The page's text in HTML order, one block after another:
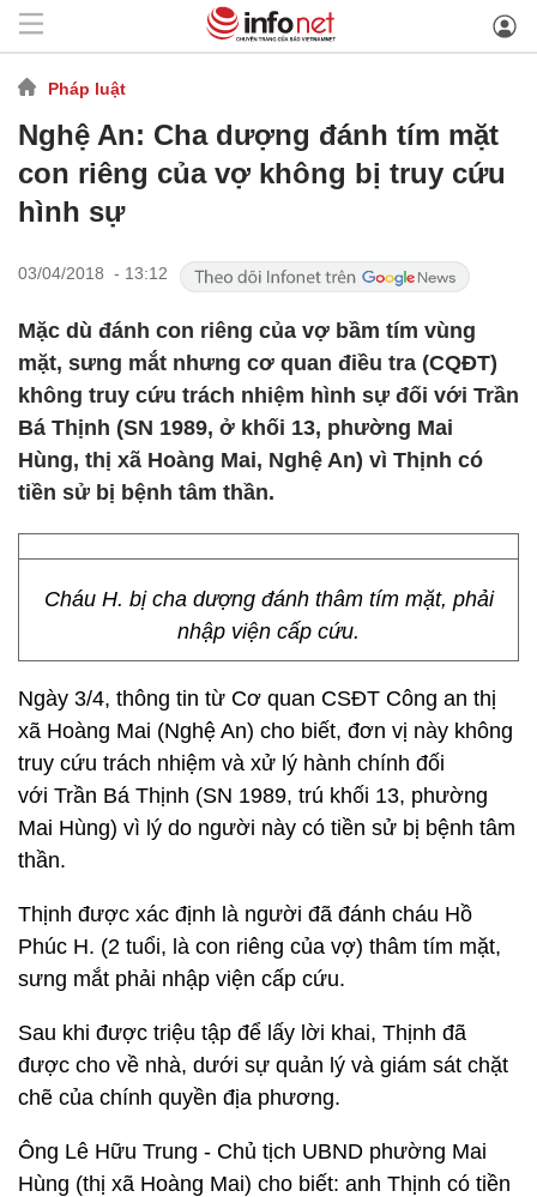
Pháp luật
Nghệ An: Cha dượng đánh tím mặt
con riêng của vợ không bị truy cứu
hình sự
03/04/2018 - 13:12
Mặc dù đánh con riêng của vợ bầm tím vùng
mặt, sưng mắt nhưng cơ quan điều tra (CQĐT)
không truy cứu trách nhiệm hình sự đối với Trần
Bá Thịnh (SN 1989, ở khối 13, phường Mai
Hùng, thị xã Hoàng Mai, Nghệ An) vì Thịnh có
tiền sử bị bệnh tâm thần.
Cháu H. bị cha dượng đánh thâm tím mặt, phải
nhập viện cấp cứu.
Ngày 3/4, thông tin từ Cơ quan CSĐT Công an thị
xã Hoàng Mai (Nghệ An) cho biết, đơn vị này không
truy cứu trách nhiệm và xử lý hành chính đối
với Trần Bá Thịnh (SN 1989, trú khối 13, phường
Mai Hùng) vì lý do người này có tiền sử bị bệnh tâm
thần.
Thịnh được xác định là người đã đánh cháu Hồ
Phúc H. (2 tuổi, là con riêng của vợ) thâm tím mặt,
sưng mắt phải nhập viện cấp cứu.
Sau khi được triệu tập để lấy lời khai, Thịnh đã
được cho về nhà, dưới sự quản lý và giám sát chặt
chẽ của chính quyền địa phương.
Ông Lê Hữu Trung - Chủ tịch UBND phường Mai
Hùng (thị xã Hoàng Mai) cho biết: anh Thịnh có tiền